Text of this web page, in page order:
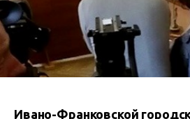
Ивано-Франковской